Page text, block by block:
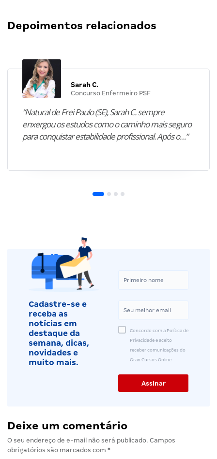
Depoimentos relacionados
Sarah C.
Concurso Enfermeiro PSF
“Natural de Frei Paulo (SE), Sarah C. sempre
enxergou os estudos como o caminho mais seguro
para conquistar estabilidade profissional. Após o…”
Cadastre-se e
receba as
notícias em
destaque da
semana, dicas,
novidades e
muito mais.
Concordo com a Política de
Privacidade e aceito
receber comunicações do
Gran Cursos Online.
Deixe um comentário
O seu endereço de e-mail não será publicado. Campos
obrigatórios são marcados com *